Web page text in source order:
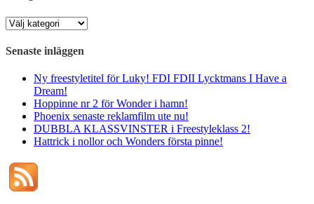
Kategorier
Senaste inläggen
Ny freestyletitel för Luky! FDI FDII Lycktmans I Have a
Dream!
Hoppinne nr 2 för Wonder i hamn!
Phoenix senaste reklamfilm ute nu!
DUBBLA KLASSVINSTER i Freestyleklass 2!
Hattrick i nollor och Wonders första pinne!